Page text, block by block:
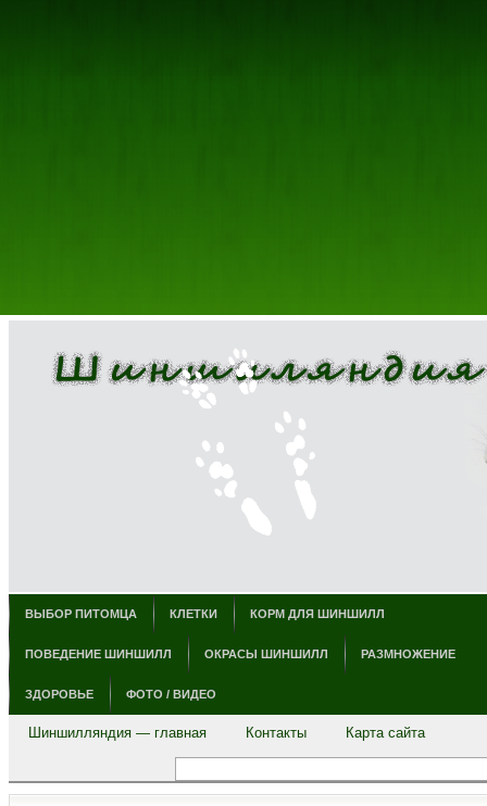
ВЫБОР ПИТОМЦА КЛЕТКИ КОРМ ДЛЯ ШИНШИЛЛ
ПОВЕДЕНИЕ ШИНШИЛЛ ОКРАСЫ ШИНШИЛЛ РАЗМНОЖЕНИЕ
ЗДОРОВЬЕ ФОТО / ВИДЕО
Шиншилляндия — главная Контакты Карта сайта